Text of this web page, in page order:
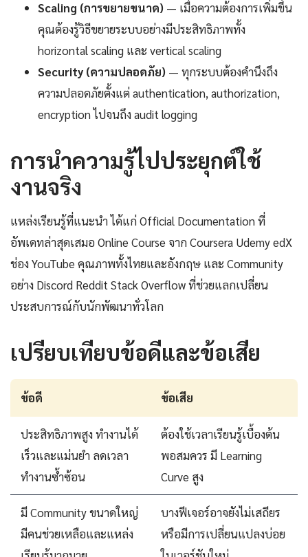
Scaling (การขยายขนาด) — เมื่อความต้องการเพิ่มขึ้น
คุณต้องรู้วิธีขยายระบบอย่างมีประสิทธิภาพทั้ง
horizontal scaling และ vertical scaling
Security (ความปลอดภัย) — ทุกระบบต้องคำนึงถึง
ความปลอดภัยตั้งแต่ authentication, authorization,
encryption ไปจนถึง audit logging
การนำความรู้ไปประยุกต์ใช้
งานจริง
แหล่งเรียนรู้ที่แนะนำ ได้แก่ Official Documentation ที่
อัพเดทล่าสุดเสมอ Online Course จาก Coursera Udemy edX
ช่อง YouTube คุณภาพทั้งไทยและอังกฤษ และ Community
อย่าง Discord Reddit Stack Overflow ที่ช่วยแลกเปลี่ยน
ประสบการณ์กับนักพัฒนาทั่วโลก
เปรียบเทียบข้อดีและข้อเสีย
ข้อดี ข้อเสีย
ประสิทธิภาพสูง ทำงานได้
เร็วและแม่นยำ ลดเวลา
ทำงานซ้ำซ้อน
ต้องใช้เวลาเรียนรู้เบื้องต้น
พอสมควร มี Learning
Curve สูง
มี Community ขนาดใหญ่
มีคนช่วยเหลือและแหล่ง
บางฟีเจอร์อาจยังไม่เสถียร
หรือมีการเปลี่ยนแปลงบ่อย